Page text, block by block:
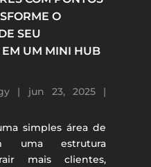
O
SEU
EM UM MINI HUB
| jun 23, 2025 |
simples área de
uma estrutura
mais clientes,